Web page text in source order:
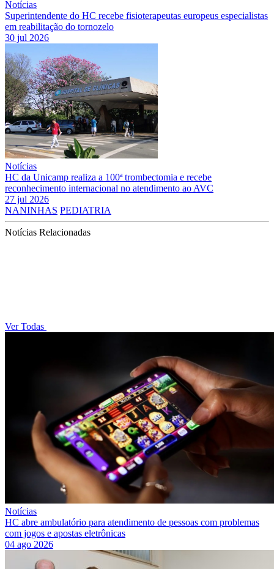
Notícias
Superintendente do HC recebe fisioterapeutas europeus especialistas
em reabilitação do tornozelo
30 jul 2026
Notícias
HC da Unicamp realiza a 100ª trombectomia e recebe
reconhecimento internacional no atendimento ao AVC
27 jul 2026
NANINHAS PEDIATRIA
Notícias Relacionadas
Ver Todas
Notícias
HC abre ambulatório para atendimento de pessoas com problemas
com jogos e apostas eletrônicas
04 ago 2026